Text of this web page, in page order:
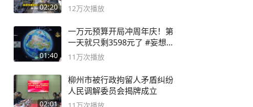
02:20 12万次播放
01:40
一万元预算开局冲周年庆！第
一天就只剩3598元了 #妄想山
海
11万次播放
02:01
柳州市被行政拘留人矛盾纠纷
人民调解委员会揭牌成立